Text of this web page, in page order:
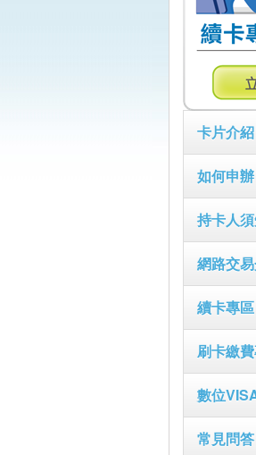
卡片介紹
如何申辦
持卡人
網路交
續卡專區
刷卡繳
數位
常見問答